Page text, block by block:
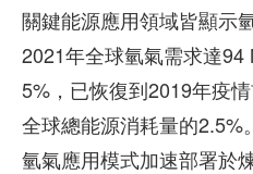
關鍵能源應用領域皆顯示
2021年全球氫氣需求達94
5%，已恢復到2019年疫
全球總能源消耗量的2.5%
氫氣應用模式加速部署於